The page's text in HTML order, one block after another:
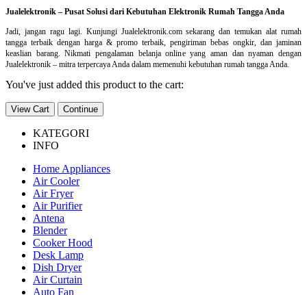
Jualelektronik – Pusat Solusi dari Kebutuhan Elektronik Rumah Tangga Anda
Jadi, jangan ragu lagi. Kunjungi Jualelektronik.com sekarang dan temukan alat rumah
tangga terbaik dengan harga & promo terbaik, pengiriman bebas ongkir, dan jaminan
keaslian barang. Nikmati pengalaman belanja online yang aman dan nyaman dengan
Jualelektronik – mitra terpercaya Anda dalam memenuhi kebutuhan rumah tangga Anda.
You've just added this product to the cart:
View Cart Continue
KATEGORI
INFO
Home Appliances
Air Cooler
Air Fryer
Air Purifier
Antena
Blender
Cooker Hood
Desk Lamp
Dish Dryer
Air Curtain
Auto Fan